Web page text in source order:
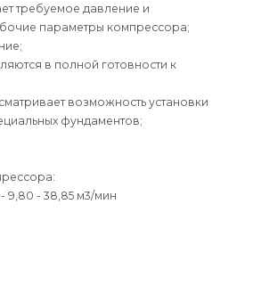
требуемое давление и
параметры компрессора;
в полной готовности к
возможность установки
фундаментов;
9,80 - 38,85 м3/мин